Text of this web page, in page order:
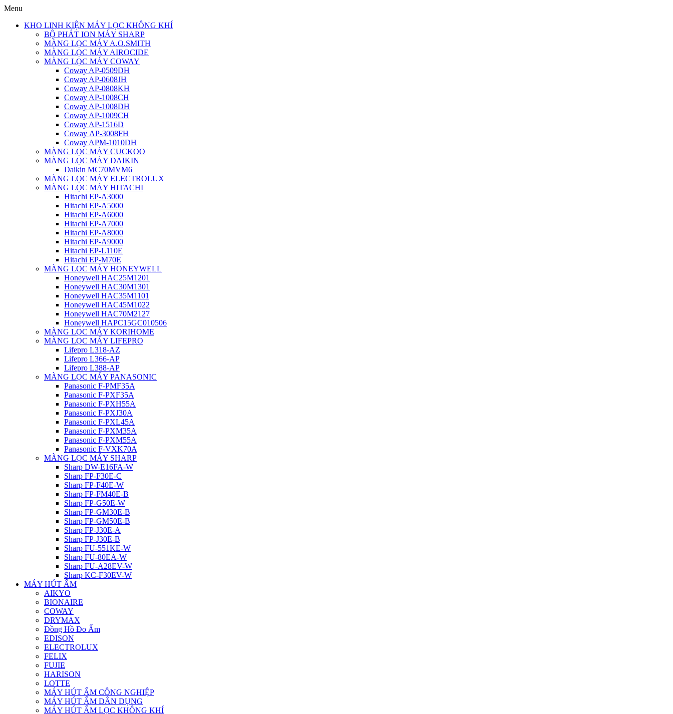
Menu
KHO LINH KIỆN MÁY LỌC KHÔNG KHÍ
BỘ PHÁT ION MÁY SHARP
MÀNG LỌC MÁY A.O.SMITH
MÀNG LỌC MÁY AIROCIDE
MÀNG LỌC MÁY COWAY
Coway AP-0509DH
Coway AP-0608JH
Coway AP-0808KH
Coway AP-1008CH
Coway AP-1008DH
Coway AP-1009CH
Coway AP-1516D
Coway AP-3008FH
Coway APM-1010DH
MÀNG LỌC MÁY CUCKOO
MÀNG LỌC MÁY DAIKIN
Daikin MC70MVM6
MÀNG LỌC MÁY ELECTROLUX
MÀNG LỌC MÁY HITACHI
Hitachi EP-A3000
Hitachi EP-A5000
Hitachi EP-A6000
Hitachi EP-A7000
Hitachi EP-A8000
Hitachi EP-A9000
Hitachi EP-L110E
Hitachi EP-M70E
MÀNG LỌC MÁY HONEYWELL
Honeywell HAC25M1201
Honeywell HAC30M1301
Honeywell HAC35M1101
Honeywell HAC45M1022
Honeywell HAC70M2127
Honeywell HAPC15GC010506
MÀNG LỌC MÁY KORIHOME
MÀNG LỌC MÁY LIFEPRO
Lifepro L318-AZ
Lifepro L366-AP
Lifepro L388-AP
MÀNG LỌC MÁY PANASONIC
Panasonic F-PMF35A
Panasonic F-PXF35A
Panasonic F-PXH55A
Panasonic F-PXJ30A
Panasonic F-PXL45A
Panasonic F-PXM35A
Panasonic F-PXM55A
Panasonic F-VXK70A
MÀNG LỌC MÁY SHARP
Sharp DW-E16FA-W
Sharp FP-F30E-C
Sharp FP-F40E-W
Sharp FP-FM40E-B
Sharp FP-G50E-W
Sharp FP-GM30E-B
Sharp FP-GM50E-B
Sharp FP-J30E-A
Sharp FP-J30E-B
Sharp FU-551KE-W
Sharp FU-80EA-W
Sharp FU-A28EV-W
Sharp KC-F30EV-W
MÁY HÚT ẨM
AIKYO
BIONAIRE
COWAY
DRYMAX
Đồng Hồ Đo Ẩm
EDISON
ELECTROLUX
FELIX
FUJIE
HARISON
LOTTE
MÁY HÚT ẨM CÔNG NGHIỆP
MÁY HÚT ẨM DÂN DỤNG
MÁY HÚT ẨM LỌC KHÔNG KHÍ